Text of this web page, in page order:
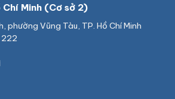
Minh (Cơ sở 2)
phường Vũng Tàu, TP. Hồ Chí Minh